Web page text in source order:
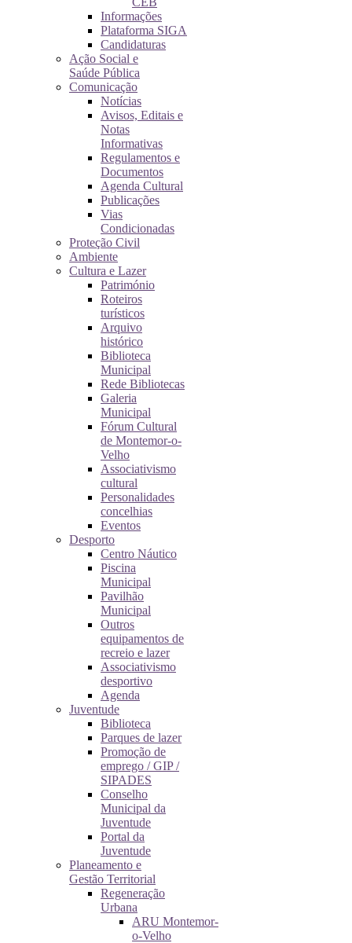
Informações
Plataforma SIGA
Candidaturas
Ação Social e
Saúde Pública
Comunicação
Notícias
Avisos, Editais e
Notas
Informativas
Regulamentos e
Documentos
Agenda Cultural
Publicações
Vias
Condicionadas
Proteção Civil
Ambiente
Cultura e Lazer
Património
Roteiros
turísticos
Arquivo
histórico
Biblioteca
Municipal
Rede Bibliotecas
Galeria
Municipal
Fórum Cultural
de Montemor-o-
Velho
Associativismo
cultural
Personalidades
concelhias
Eventos
Desporto
Centro Náutico
Piscina
Municipal
Pavilhão
Municipal
Outros
equipamentos de
recreio e lazer
Associativismo
desportivo
Agenda
Juventude
Biblioteca
Parques de lazer
Promoção de
emprego / GIP /
SIPADES
Conselho
Municipal da
Juventude
Portal da
Juventude
Planeamento e
Gestão Territorial
Regeneração
Urbana
ARU Montemor-
o-Velho